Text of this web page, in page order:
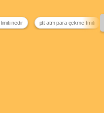
nedir ptt atm para çekme limiti